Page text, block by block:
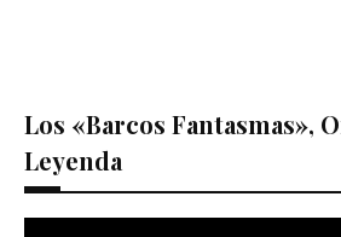
Los «barcos Fantasmas»,
Leyenda